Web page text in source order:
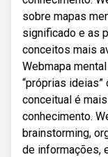
sobre mapas
significado e as
conceitos mais
Webmapa
“próprias ideias”
conceitual é
conhecimento.
brainstorming,
de informações,